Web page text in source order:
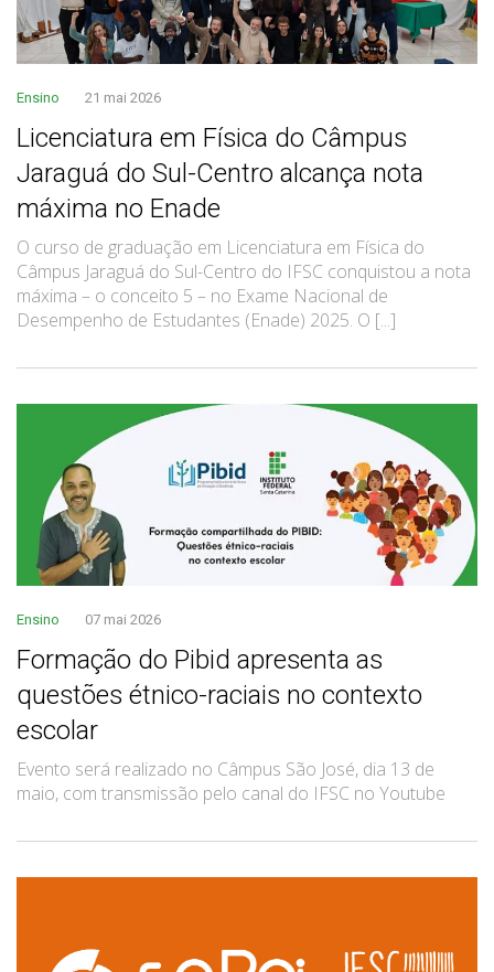
Ensino 21 mai 2026
Licenciatura em Física do Câmpus
Jaraguá do Sul-Centro alcança nota
máxima no Enade
O curso de graduação em Licenciatura em Física do
Câmpus Jaraguá do Sul-Centro do IFSC conquistou a nota
máxima – o conceito 5 – no Exame Nacional de
Desempenho de Estudantes (Enade) 2025. O [...]
Ensino 07 mai 2026
Formação do Pibid apresenta as
questões étnico-raciais no contexto
escolar
Evento será realizado no Câmpus São José, dia 13 de
maio, com transmissão pelo canal do IFSC no Youtube